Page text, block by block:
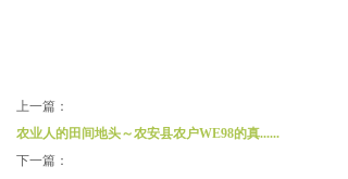
上一篇：
农业人的田间地头～农安县农户WE98的真......
下一篇：